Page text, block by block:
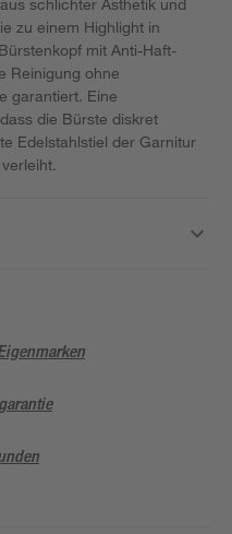
schlichter Ästhetik und
zu einem Highlight in
mit Anti-Haft-
Reinigung ohne
garantiert. Eine
die Bürste diskret
Edelstahlstiel der Garnitur